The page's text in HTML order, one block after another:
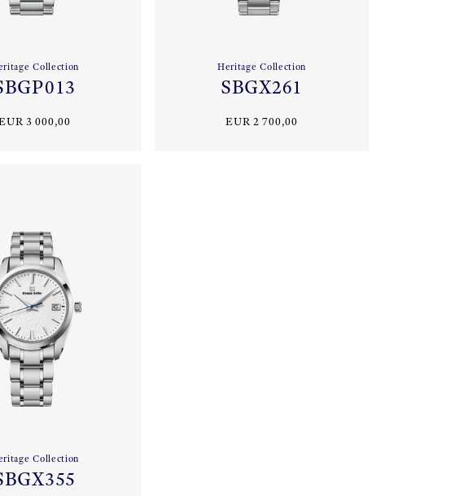
Collection
3 000,00
Heritage Collection
SBGX261
EUR 2 700,00
Collection